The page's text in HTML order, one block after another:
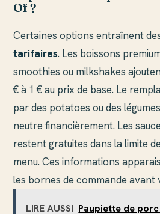
Of ?
Certaines options entraînent
tarifaires. Les boissons
smoothies ou milkshakes
€ à 1 € au prix de base. Le
par des potatoes ou des
neutre financièrement. Les
restent gratuites dans la limite
menu. Ces informations
les bornes de commande avant
LIRE AUSSI Paupiette de